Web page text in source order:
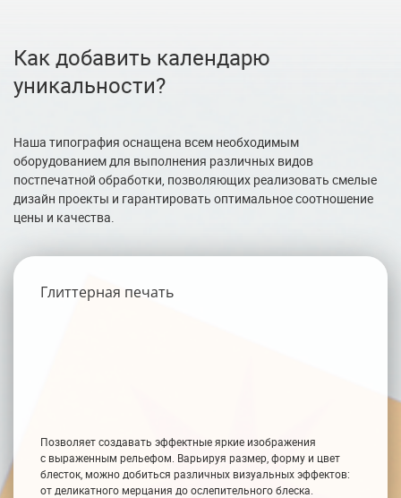
Как добавить календарю
уникальности?
Наша типография оснащена всем необходимым
оборудованием для выполнения различных видов
постпечатной обработки, позволяющих реализовать смелые
дизайн проекты и гарантировать оптимальное соотношение
цены и качества.
Глиттерная печать
Позволяет создавать эффектные яркие изображения
с выраженным рельефом. Варьируя размер, форму и цвет
блесток, можно добиться различных визуальных эффектов:
от деликатного мерцания до ослепительного блеска.